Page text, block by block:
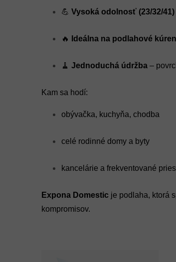
💪 Vysoká odolnosť (23/32/41)
🔥 Ideálna na podlahové
🧹 Jednoduchá údržba –
Kam sa hodí:
obývačka, kuchyňa, chodba
celé rodinné domy a byty
kancelárie a frekventované
Expona Domestic je podlaha, ktorá
kompromisov.